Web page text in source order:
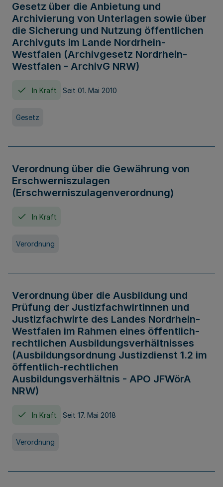
Gesetz über die Anbietung und
Archivierung von Unterlagen sowie über
die Sicherung und Nutzung öffentlichen
Archivguts im Lande Nordrhein-
Westfalen (Archivgesetz Nordrhein-
Westfalen - ArchivG NRW)
In Kraft Seit 01. Mai 2010
Gesetz
Verordnung über die Gewährung von
Erschwerniszulagen
(Erschwerniszulagenverordnung)
In Kraft
Verordnung
Verordnung über die Ausbildung und
Prüfung der Justizfachwirtinnen und
Justizfachwirte des Landes Nordrhein-
Westfalen im Rahmen eines öffentlich-
rechtlichen Ausbildungsverhältnisses
(Ausbildungsordnung Justizdienst 1.2 im
öffentlich-rechtlichen
Ausbildungsverhältnis - APO JFWörA
NRW)
In Kraft Seit 17. Mai 2018
Verordnung